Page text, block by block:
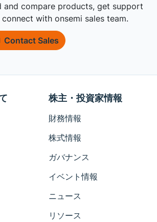
and compare products, get support
connect with onsemi sales team.
Contact Sales
株主・投資家情報
財務情報
株式情報
ガバナンス
イベント情報
ニュース
リソース